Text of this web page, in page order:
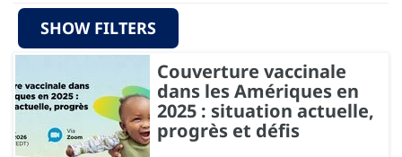
SHOW FILTERS
Couverture vaccinale
dans les Amériques en
2025 : situation actuelle,
progrès et défis